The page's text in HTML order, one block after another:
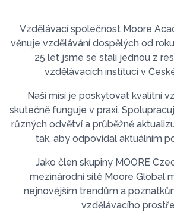
Vzdělávací společnost Moore
věnuje vzdělávání dospělých od
25 let jsme se stali jednou z
vzdělávacích institucí v
Naší misí je poskytovat kvalitní
skutečně funguje v praxi.
různých odvětví a průběžně
tak, aby odpovídal aktuálním
Jako člen skupiny MOORE
mezinárodní sítě Moore Global
nejnovějším trendům a
vzdělávacího